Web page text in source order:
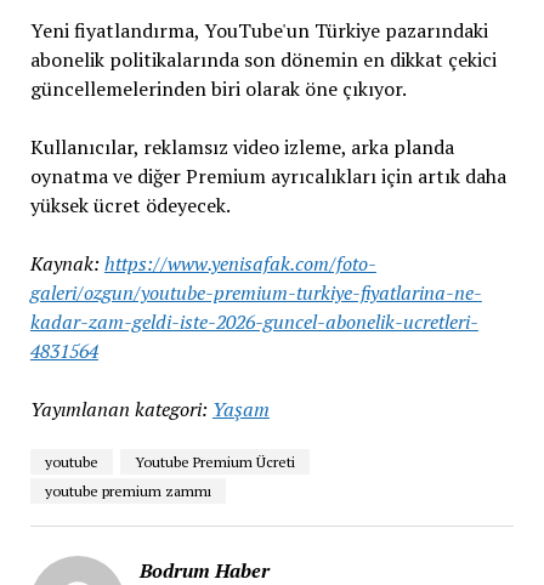
Yeni fiyatlandırma, YouTube'un Türkiye pazarındaki
abonelik politikalarında son dönemin en dikkat çekici
güncellemelerinden biri olarak öne çıkıyor.
Kullanıcılar, reklamsız video izleme, arka planda
oynatma ve diğer Premium ayrıcalıkları için artık daha
yüksek ücret ödeyecek.
Kaynak: https://www.yenisafak.com/foto-
galeri/ozgun/youtube-premium-turkiye-fiyatlarina-ne-
kadar-zam-geldi-iste-2026-guncel-abonelik-ucretleri-
4831564
Yayımlanan kategori: Yaşam
youtube
Youtube Premium Ücreti
youtube premium zammı
Bodrum Haber